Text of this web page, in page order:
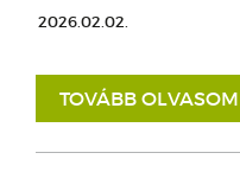
2026.02.02.
TOVÁBB OLVASOM